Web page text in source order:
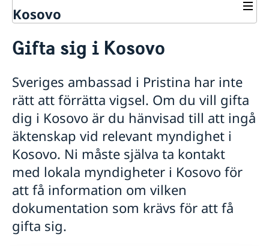
Kosovo
Hjälp till svenskar i Kosovo
Pass i Kosovo
Provisoriskt pass
Samordningsnummer
Förlust av pass
Förnyelse av pass för vuxna
Förnyelse av pass för barn under 18 år
Ansökan om pass för barn under 18 år
Nationellt id-kort
Anmäl din utlandsvistelse
Akut hjälp
Vad kan du få hjälp med från ambassaden?
Ekonomiskt nödställd
Om du blir sjuk eller råkar ut för en olycka
Hemtransport
Juridisk hjälp i utlandet
Dödsfall
Hjälp kring medborgarskap
Om svenskt medborgarskap
Gifta sig i Kosovo
Frihetsberövad i utlandet
Konsulära avgifter
Återflytt till Sverige från utlandet
Reseinformation
Ambassadens reseinformation
Reformsamarbete
Gifta sig i Kosovo
Sveriges ambassad i Pristina har inte
rätt att förrätta vigsel. Om du vill gifta
dig i Kosovo är du hänvisad till att ingå
äktenskap vid relevant myndighet i
Kosovo. Ni måste själva ta kontakt
med lokala myndigheter i Kosovo för
att få information om vilken
dokumentation som krävs för att få
gifta sig.